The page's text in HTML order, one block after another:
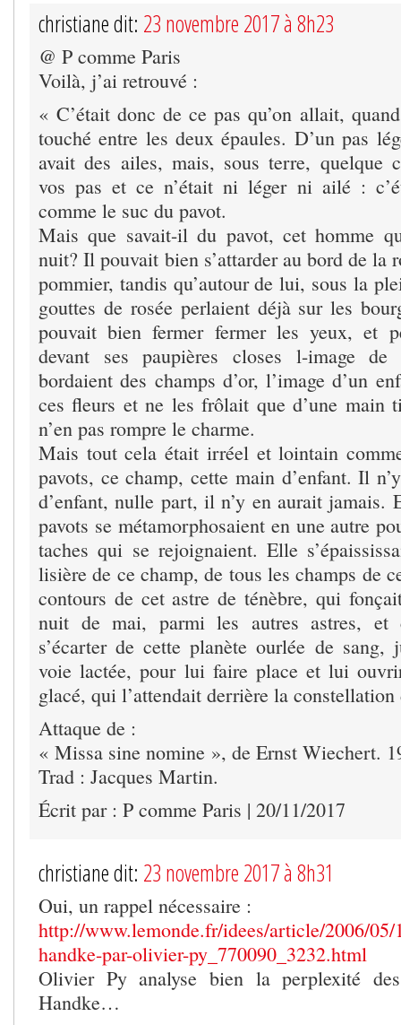
christiane dit: 23 novembre 2017 à 8h23
@ P comme Paris
Voilà, j’ai retrouvé :
« C’était donc de ce pas qu’on allait,
touché entre les deux épaules. D’un pas
avait des ailes, mais, sous terre, quelque
vos pas et ce n’était ni léger ni ailé :
comme le suc du pavot.
Mais que savait-il du pavot, cet homme
nuit? Il pouvait bien s’attarder au bord de la
pommier, tandis qu’autour de lui, sous la
gouttes de rosée perlaient déjà sur les
pouvait bien fermer fermer les yeux, et
devant ses paupières closes l-image de
bordaient des champs d’or, l’image d’un
ces fleurs et ne les frôlait que d’une main
n’en pas rompre le charme.
Mais tout cela était irréel et lointain
pavots, ce champ, cette main d’enfant. Il
d’enfant, nulle part, il n’y en aurait jamais.
pavots se métamorphosaient en une autre
taches qui se rejoignaient. Elle
lisière de ce champ, de tous les champs de
contours de cet astre de ténèbre, qui
nuit de mai, parmi les autres astres, et
s’écarter de cette planète ourlée de sang,
voie lactée, pour lui faire place et lui
glacé, qui l’attendait derrière la constellation
Attaque de :
« Missa sine nomine », de Ernst Wiechert.
Trad : Jacques Martin.
Écrit par : P comme Paris | 20/11/2017
christiane dit: 23 novembre 2017 à 8h31
Oui, un rappel nécessaire :
http://www.lemonde.fr/idees/article/2006/05/
handke-par-olivier-py_770090_3232.html
Olivier Py analyse bien la perplexité
Handke…